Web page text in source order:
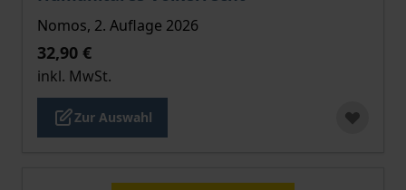
Nomos, 2. Auflage 2026
32,90 €
inkl. MwSt.
Zur Auswahl